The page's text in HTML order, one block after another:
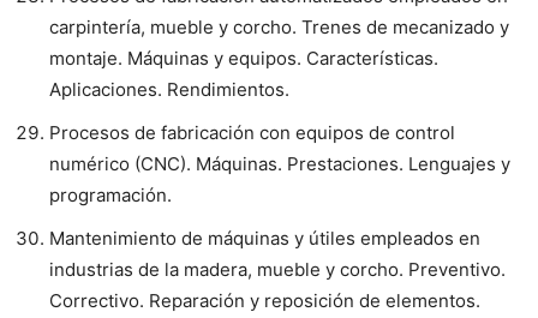
carpintería, mueble y corcho. Trenes de mecanizado y
montaje. Máquinas y equipos. Características.
Aplicaciones. Rendimientos.
Procesos de fabricación con equipos de control
numérico (CNC). Máquinas. Prestaciones. Lenguajes y
programación.
Mantenimiento de máquinas y útiles empleados en
industrias de la madera, mueble y corcho. Preventivo.
Correctivo. Reparación y reposición de elementos.